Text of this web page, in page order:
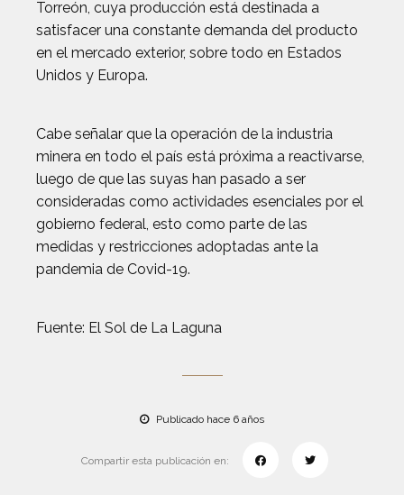
Torreón, cuya producción está destinada a
satisfacer una constante demanda del producto
en el mercado exterior, sobre todo en Estados
Unidos y Europa.
Cabe señalar que la operación de la industria
minera en todo el país está próxima a reactivarse,
luego de que las suyas han pasado a ser
consideradas como actividades esenciales por el
gobierno federal, esto como parte de las
medidas y restricciones adoptadas ante la
pandemia de Covid-19.
Fuente: El Sol de La Laguna
Publicado hace 6 años
Compartir esta publicación en: